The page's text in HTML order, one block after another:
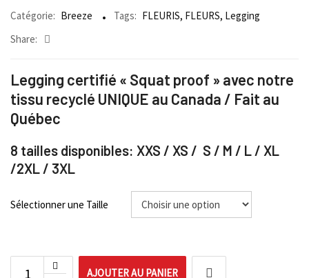
Catégorie: Breeze Tags: FLEURIS, FLEURS, Legging
Share:
Legging certifié « Squat proof » avec notre
tissu recyclé UNIQUE au Canada / Fait au
Québec
8 tailles disponibles: XXS / XS / S / M / L / XL
/2XL / 3XL
Sélectionner une Taille
AJOUTER AU PANIER